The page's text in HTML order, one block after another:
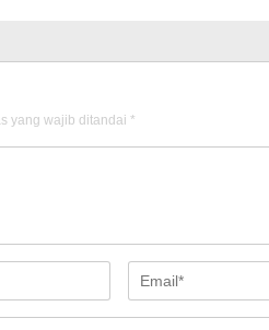
yang wajib ditandai *